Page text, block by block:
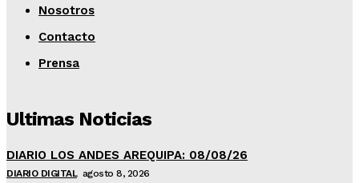
Nosotros
Contacto
Prensa
Ultimas Noticias
DIARIO LOS ANDES AREQUIPA: 08/08/26
DIARIO DIGITAL agosto 8, 2026